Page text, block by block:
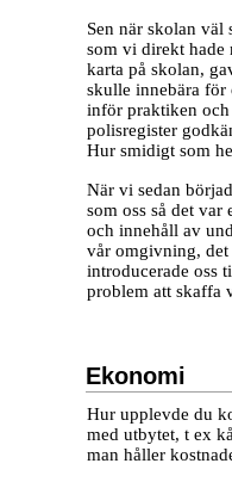
Sen när skolan
som vi direkt hade
karta på skolan,
skulle innebära för
inför praktiken och
polisregister
Hur smidigt som
När vi sedan
som oss så det var
och innehåll av
vår omgivning, det
introducerade oss
problem att skaffa
Ekonomi
Hur upplevde du
med utbytet, t ex
man håller